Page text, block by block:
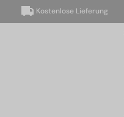
Kostenlose Lieferung